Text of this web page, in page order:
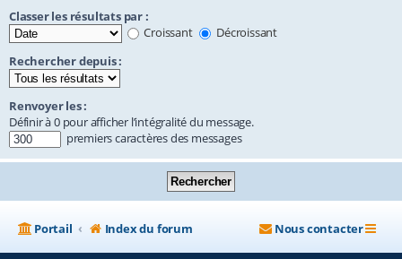
Classer les résultats par :
Croissant
Décroissant
Rechercher depuis :
Renvoyer les :
Définir à 0 pour afficher l’intégralité du message.
premiers caractères des messages
Portail Index du forum Nous contacter